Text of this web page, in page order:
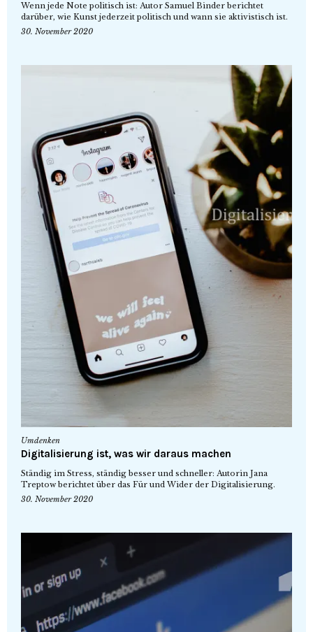
Wenn jede Note politisch ist: Autor Samuel Binder berichtet
darüber, wie Kunst jederzeit politisch und wann sie aktivistisch ist.
30. November 2020
Umdenken
Digitalisierung ist, was wir daraus machen
Ständig im Stress, ständig besser und schneller: Autorin Jana
Treptow berichtet über das Für und Wider der Digitalisierung.
30. November 2020